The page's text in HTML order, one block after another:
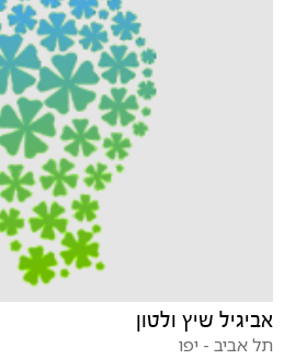
אביגיל שיץ ולטון
תל אביב - יפו